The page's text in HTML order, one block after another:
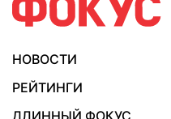
НОВОСТИ
РЕЙТИНГИ
ДЛИННЫЙ ФОКУС